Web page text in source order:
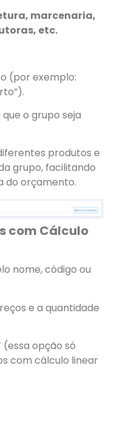
marcenaria,
etc.
(por exemplo:
o grupo seja
produtos e
grupo, facilitando
do orçamento.
com Cálculo
nome, código ou
e a quantidade
(essa opção só
com cálculo linear